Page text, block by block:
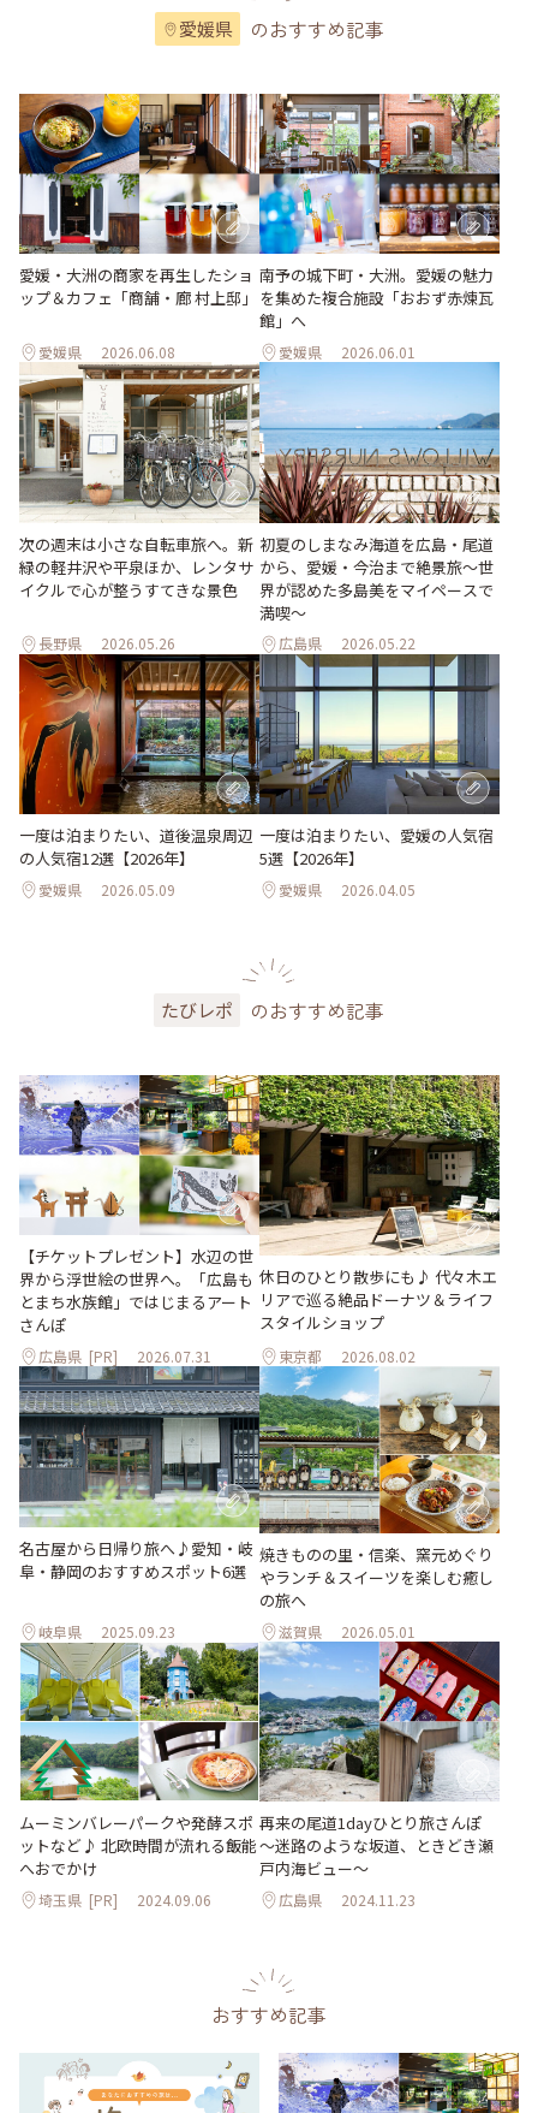
愛媛県 のおすすめ記事
愛媛・大洲の商家を再生したショ
ップ＆カフェ「商舗・廊 村上邸」
愛媛県 2026.06.08
南予の城下町・大洲。愛媛の魅力
を集めた複合施設「おおず赤煉瓦
館」へ
愛媛県 2026.06.01
次の週末は小さな自転車旅へ。新
緑の軽井沢や平泉ほか、レンタサ
イクルで心が整うすてきな景色
長野県 2026.05.26
初夏のしまなみ海道を広島・尾道
から、愛媛・今治まで絶景旅〜世
界が認めた多島美をマイペースで
満喫〜
広島県 2026.05.22
一度は泊まりたい、道後温泉周辺
の人気宿12選【2026年】
愛媛県 2026.05.09
一度は泊まりたい、愛媛の人気宿
5選【2026年】
愛媛県 2026.04.05
たびレポ のおすすめ記事
【チケットプレゼント】水辺の世
界から浮世絵の世界へ。「広島も
とまち水族館」ではじまるアート
さんぽ
広島県 [PR] 2026.07.31
休日のひとり散歩にも♪ 代々木エ
リアで巡る絶品ドーナツ＆ライフ
スタイルショップ
東京都 2026.08.02
名古屋から日帰り旅へ♪愛知・岐
阜・静岡のおすすめスポット6選
岐阜県 2025.09.23
焼きものの里・信楽、窯元めぐり
やランチ＆スイーツを楽しむ癒し
の旅へ
滋賀県 2026.05.01
ムーミンバレーパークや発酵スポ
ットなど♪ 北欧時間が流れる飯能
へおでかけ
埼玉県 [PR] 2024.09.06
再来の尾道1dayひとり旅さんぽ
～迷路のような坂道、ときどき瀬
戸内海ビュー～
広島県 2024.11.23
おすすめ記事